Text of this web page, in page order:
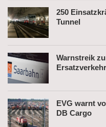
250
Tunnel
Warnstreik
EVG warnt
DB Cargo